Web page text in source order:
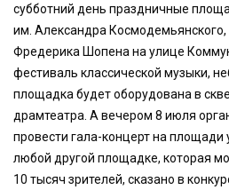
субботний день праздничные
им. Александра
Фредерика Шопена на улице
фестиваль классической музыки,
площадка будет оборудована в
драмтеатра. А вечером 8 июля
провести гала-концерт на
любой другой площадке, которая
10 тысяч зрителей, сказано в